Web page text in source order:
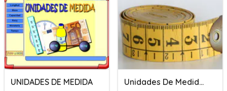
UNIDADES DE MEDIDA Unidades De Medida SMD